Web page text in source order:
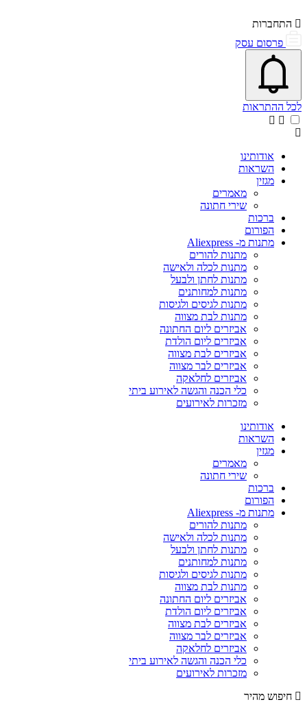
התחברות
פרסום עסק
פתיחת\סגירת מרכז התראות
אייקון פעמון
לכל ההתראות
אודותינו
השראות
מגזין
מאמרים
שירי חתונה
ברכות
הפורום
מתנות מ- Aliexpress
מתנות להורים
מתנות לכלה ולאישה
מתנות לחתן ולבעל
מתנות למחותנים
מתנות לגיסים ולגיסות
מתנות לבת מצווה
אביזרים ליום החתונה
אביזרים ליום הולדת
אביזרים לבת מצווה
אביזרים לבר מצווה
אביזרים לחלאקה
כלי הכנה והגשה לאירוע ביתי
מזכרות לאירועים
אודותינו
השראות
מגזין
מאמרים
שירי חתונה
ברכות
הפורום
מתנות מ- Aliexpress
מתנות להורים
מתנות לכלה ולאישה
מתנות לחתן ולבעל
מתנות למחותנים
מתנות לגיסים ולגיסות
מתנות לבת מצווה
אביזרים ליום החתונה
אביזרים ליום הולדת
אביזרים לבת מצווה
אביזרים לבר מצווה
אביזרים לחלאקה
כלי הכנה והגשה לאירוע ביתי
מזכרות לאירועים
חיפוש מהיר